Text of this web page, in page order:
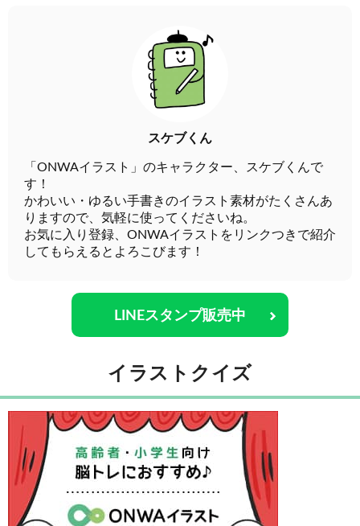
スケブくん
「ONWAイラスト」のキャラクター、スケブくんで
す！
かわいい・ゆるい手書きのイラスト素材がたくさんあ
りますので、気軽に使ってくださいね。
お気に入り登録、ONWAイラストをリンクつきで紹介
してもらえるとよろこびます！
LINEスタンプ販売中
イラストクイズ